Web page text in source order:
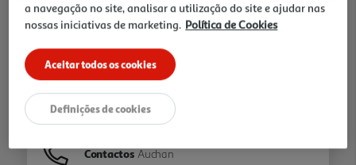
Ir para Homepage
Folhetos
Contactos Auchan
a navegação no site, analisar a utilização do site e ajudar nas
nossas iniciativas de marketing. Política de Cookies
Aceitar todos os cookies
Definições de cookies